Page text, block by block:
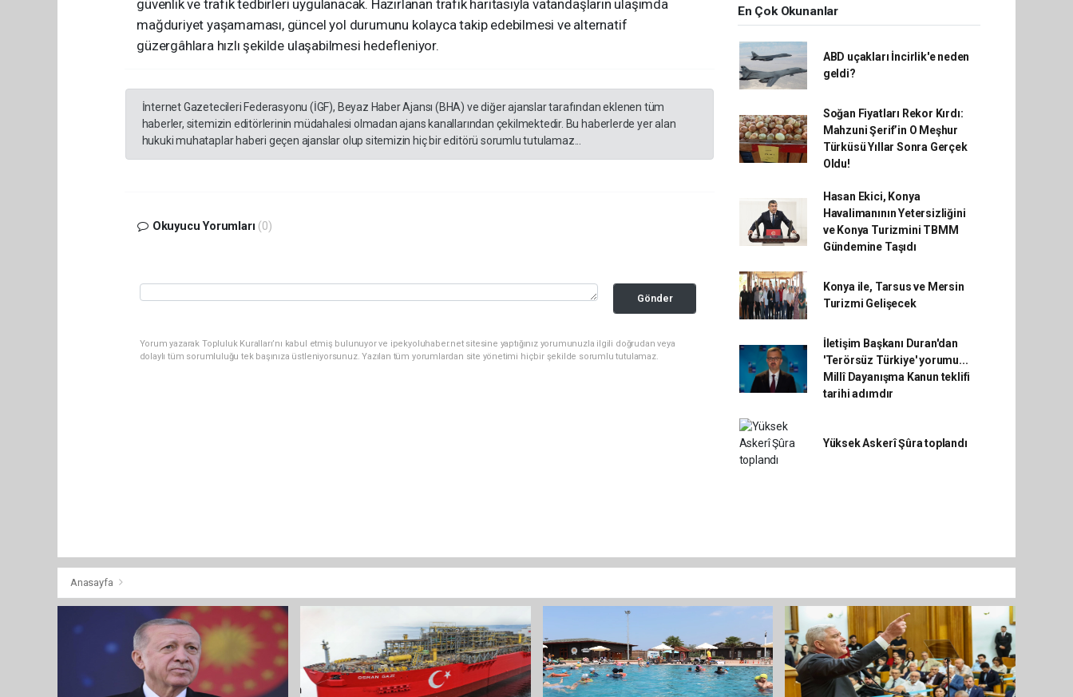
güvenlik ve trafik tedbirleri uygulanacak. Hazırlanan trafik haritasıyla vatandaşların ulaşımda
mağduriyet yaşamaması, güncel yol durumunu kolayca takip edebilmesi ve alternatif
güzergâhlara hızlı şekilde ulaşabilmesi hedefleniyor.
İnternet Gazetecileri Federasyonu (İGF), Beyaz Haber Ajansı (BHA) ve diğer ajanslar tarafından eklenen tüm
haberler, sitemizin editörlerinin müdahalesi olmadan ajans kanallarından çekilmektedir. Bu haberlerde yer alan
hukuki muhataplar haberi geçen ajanslar olup sitemizin hiç bir editörü sorumlu tutulamaz...
Okuyucu Yorumları (0)
Gönder
Yorum yazarak Topluluk Kuralları’nı kabul etmiş bulunuyor ve ipekyoluhaber.net sitesine yaptığınız yorumunuzla ilgili doğrudan veya
dolaylı tüm sorumluluğu tek başınıza üstleniyorsunuz. Yazılan tüm yorumlardan site yönetimi hiçbir şekilde sorumlu tutulamaz.
En Çok Okunanlar
ABD uçakları İncirlik'e neden
geldi?
Soğan Fiyatları Rekor Kırdı:
Mahzuni Şerif’in O Meşhur
Türküsü Yıllar Sonra Gerçek
Oldu!
Hasan Ekici, Konya
Havalimanının Yetersizliğini
ve Konya Turizmini TBMM
Gündemine Taşıdı
Konya ile, Tarsus ve Mersin
Turizmi Gelişecek
İletişim Başkanı Duran'dan
'Terörsüz Türkiye' yorumu...
Millî Dayanışma Kanun teklifi
tarihi adımdır
Yüksek Askerî Şûra toplandı
Anasayfa